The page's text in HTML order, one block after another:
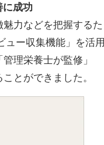
に成功
力などを把握するた
ュー収集機能」を活
理栄養士が監修」
とができました。